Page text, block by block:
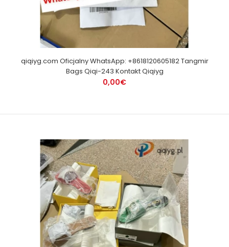
qiqiyg.com Oficjalny WhatsApp: +8618120605182 Tangmir
Bags Qiqi-243 Kontakt Qiqiyg
0,00€